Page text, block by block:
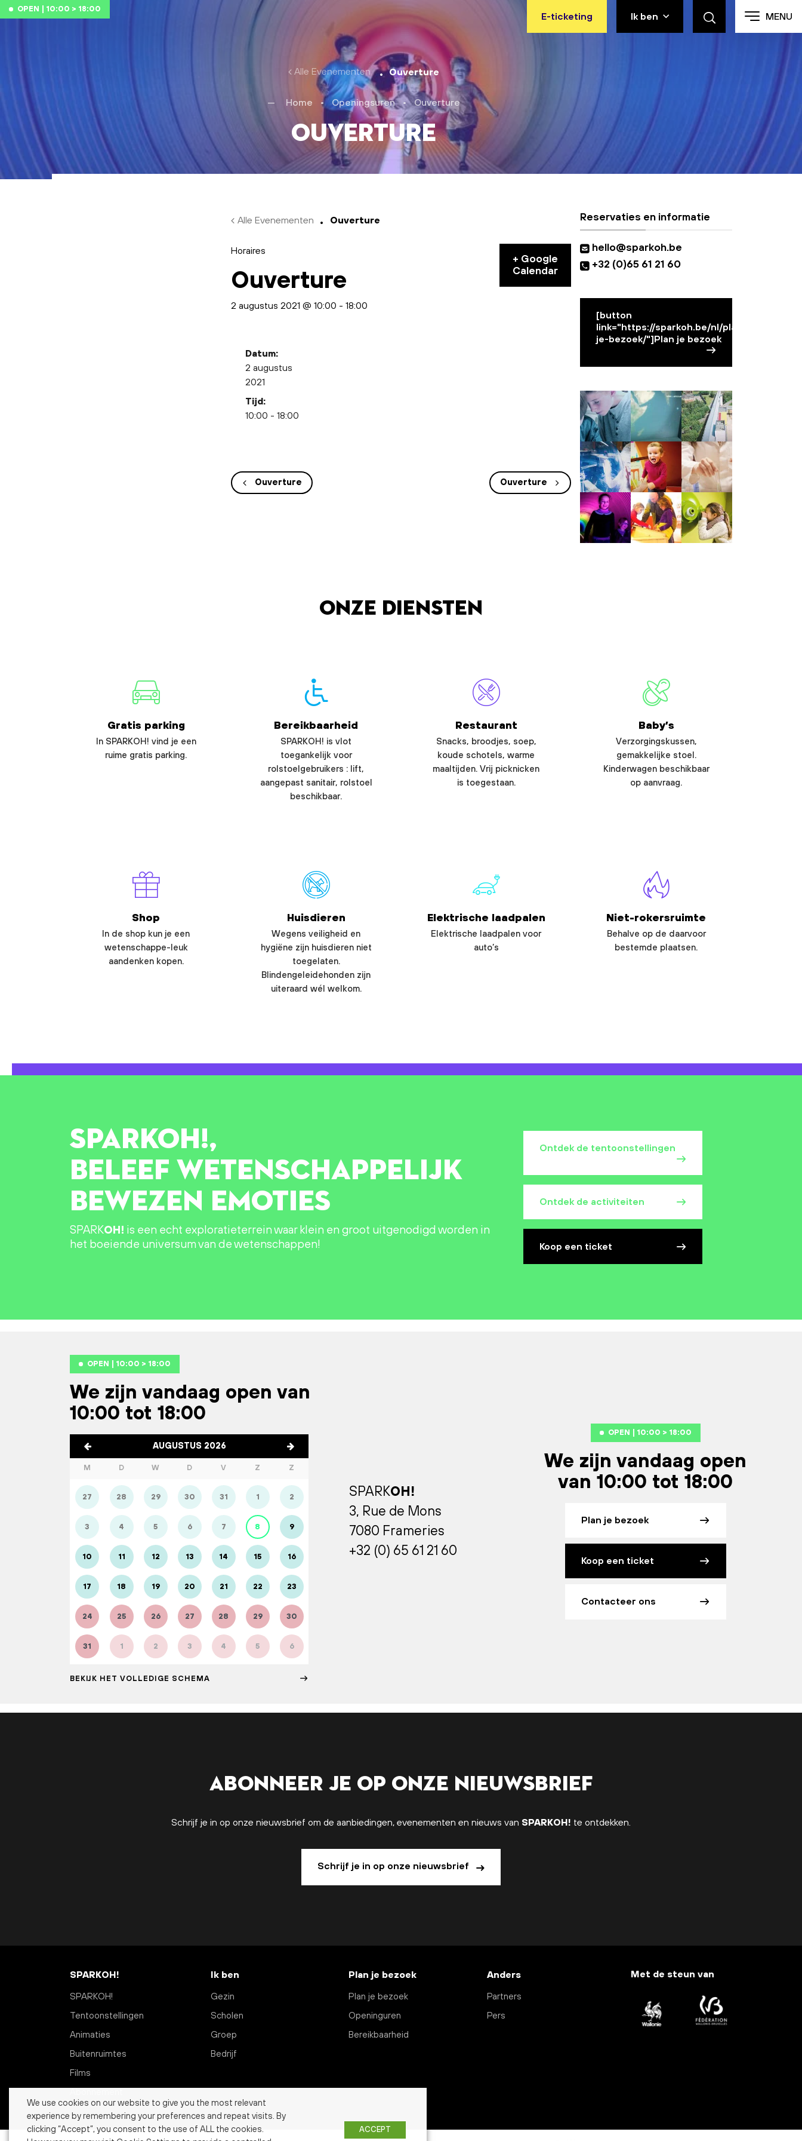
Skip to main content
OPEN | 10:00 > 18:00
E-ticketing Ik ben MENU
Alle Evenementen Ouverture
Ouverture
Home • Openingsuren • Ouverture
Alle Evenementen Ouverture
Horaires
Ouverture
2 augustus 2021 @ 10:00 - 18:00
Datum:
2 augustus
2021
Tijd:
10:00 - 18:00
+ Google
Calendar
Ouverture Ouverture
Reservaties en informatie
hello@sparkoh.be
+32 (0)65 61 21 60
[button
link="https://sparkoh.be/nl/plan-
je-bezoek/"]Plan je bezoek
Onze diensten
Gratis parking
In SPARKOH! vind je een
ruime gratis parking.
Bereikbaarheid
SPARKOH! is vlot
toegankelijk voor
rolstoelgebruikers : lift,
aangepast sanitair, rolstoel
beschikbaar.
Restaurant
Snacks, broodjes, soep,
koude schotels, warme
maaltijden. Vrij picknicken
is toegestaan.
Baby’s
Verzorgingskussen,
gemakkelijke stoel.
Kinderwagen beschikbaar
op aanvraag.
Shop
In de shop kun je een
wetenschappe-leuk
aandenken kopen.
Huisdieren
Wegens veiligheid en
hygiëne zijn huisdieren niet
toegelaten.
Blindengeleidehonden zijn
uiteraard wél welkom.
Elektrische laadpalen
Elektrische laadpalen voor
auto’s
Niet-rokersruimte
Behalve op de daarvoor
bestemde plaatsen.
Ontdek de tentoonstellingen
Ontdek de activiteiten
Koop een ticket
SPARKOH!,
BELEEF WETENSCHAPPELIJK
BEWEZEN EMOTIES
SPARKOH! is een echt exploratieterrein waar klein en groot uitgenodigd worden in
het boeiende universum van de wetenschappen!
OPEN | 10:00 > 18:00
We zijn vandaag open van
10:00 tot 18:00
AUGUSTUS 2026
M D W D V Z Z
27 28 29 30 31 1 2
3 4 5 6 7 8 9
10 11 12 13 14 15 16
17 18 19 20 21 22 23
24 25 26 27 28 29 30
31 1 2 3 4 5 6
BEKIJK HET VOLLEDIGE SCHEMA
SPARKOH!
3, Rue de Mons
7080 Frameries
+32 (0) 65 61 21 60
OPEN | 10:00 > 18:00
We zijn vandaag open
van 10:00 tot 18:00
Plan je bezoek
Koop een ticket
Contacteer ons
Abonneer je op onze nieuwsbrief
Schrijf je in op onze nieuwsbrief om de aanbiedingen, evenementen en nieuws van SPARKOH! te ontdekken.
Schrijf je in op onze nieuwsbrief
SPARKOH!
SPARKOH!
Tentoonstellingen
Animaties
Buitenruimtes
Films
Ik ben
Gezin
Scholen
Groep
Bedrijf
Plan je bezoek
Plan je bezoek
Openinguren
Bereikbaarheid
Anders
Partners
Pers
Met de steun van
We use cookies on our website to give you the most relevant
experience by remembering your preferences and repeat visits. By
clicking “Accept”, you consent to the use of ALL the cookies.
ACCEPT